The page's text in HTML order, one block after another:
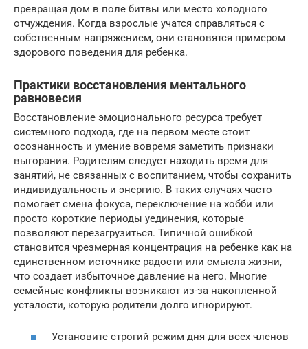
превращая дом в поле битвы или место холодного
отчуждения. Когда взрослые учатся справляться с
собственным напряжением, они становятся примером
здорового поведения для ребенка.
Практики восстановления ментального
равновесия
Восстановление эмоционального ресурса требует
системного подхода, где на первом месте стоит
осознанность и умение вовремя заметить признаки
выгорания. Родителям следует находить время для
занятий, не связанных с воспитанием, чтобы сохранить
индивидуальность и энергию. В таких случаях часто
помогает смена фокуса, переключение на хобби или
просто короткие периоды уединения, которые
позволяют перезагрузиться. Типичной ошибкой
становится чрезмерная концентрация на ребенке как на
единственном источнике радости или смысла жизни,
что создает избыточное давление на него. Многие
семейные конфликты возникают из-за накопленной
усталости, которую родители долго игнорируют.
Установите строгий режим дня для всех членов